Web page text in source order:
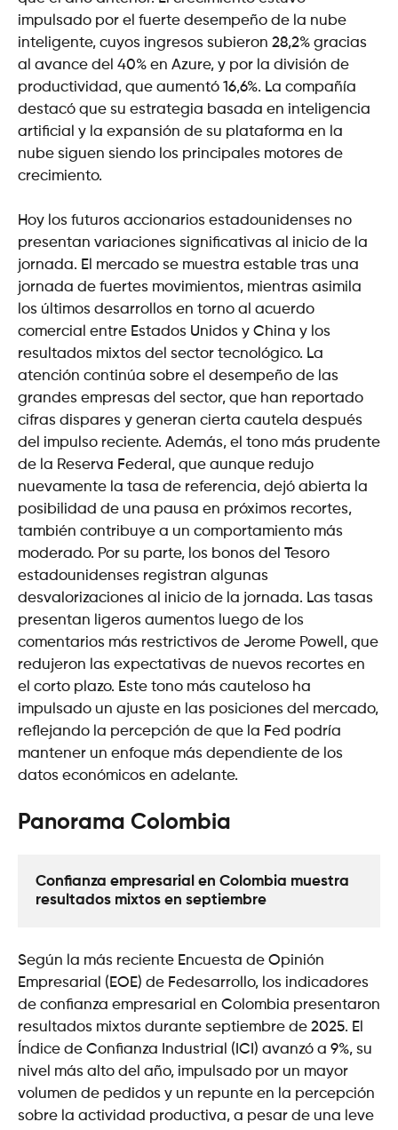
impulsado por el fuerte desempeño de la nube
inteligente, cuyos ingresos subieron 28,2% gracias
al avance del 40% en Azure, y por la división de
productividad, que aumentó 16,6%. La compañía
destacó que su estrategia basada en inteligencia
artificial y la expansión de su plataforma en la
nube siguen siendo los principales motores de
crecimiento.
Hoy los futuros accionarios estadounidenses no
presentan variaciones significativas al inicio de la
jornada. El mercado se muestra estable tras una
jornada de fuertes movimientos, mientras asimila
los últimos desarrollos en torno al acuerdo
comercial entre Estados Unidos y China y los
resultados mixtos del sector tecnológico. La
atención continúa sobre el desempeño de las
grandes empresas del sector, que han reportado
cifras dispares y generan cierta cautela después
del impulso reciente. Además, el tono más prudente
de la Reserva Federal, que aunque redujo
nuevamente la tasa de referencia, dejó abierta la
posibilidad de una pausa en próximos recortes,
también contribuye a un comportamiento más
moderado. Por su parte, los bonos del Tesoro
estadounidenses registran algunas
desvalorizaciones al inicio de la jornada. Las tasas
presentan ligeros aumentos luego de los
comentarios más restrictivos de Jerome Powell, que
redujeron las expectativas de nuevos recortes en
el corto plazo. Este tono más cauteloso ha
impulsado un ajuste en las posiciones del mercado,
reflejando la percepción de que la Fed podría
mantener un enfoque más dependiente de los
datos económicos en adelante.
Panorama Colombia
Confianza empresarial en Colombia muestra
resultados mixtos en septiembre
Según la más reciente Encuesta de Opinión
Empresarial (EOE) de Fedesarrollo, los indicadores
de confianza empresarial en Colombia presentaron
resultados mixtos durante septiembre de 2025. El
Índice de Confianza Industrial (ICI) avanzó a 9%, su
nivel más alto del año, impulsado por un mayor
volumen de pedidos y un repunte en la percepción
sobre la actividad productiva, a pesar de una leve